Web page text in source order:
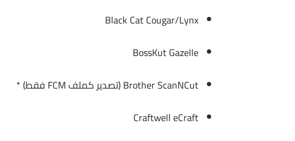
Black Cat Cougar/Lynx
BossKut Gazelle
Brother ScanNCut (تصدير كملف FCM فقط) *
Craftwell eCraft